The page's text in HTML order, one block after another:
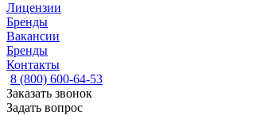
Лицензии
Бренды
Вакансии
Бренды
Контакты
8 (800) 600-64-53
Заказать звонок
Задать вопрос